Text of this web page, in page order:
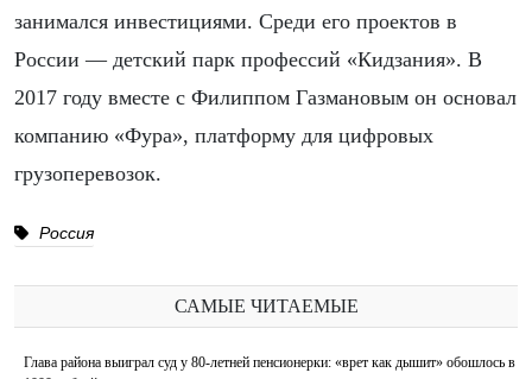
занимался инвестициями. Среди его проектов в
России — детский парк профессий «Кидзания». В
2017 году вместе с Филиппом Газмановым он основал
компанию «Фура», платформу для цифровых
грузоперевозок.
Россия
САМЫЕ ЧИТАЕМЫЕ
Глава района выиграл суд у 80-летней пенсионерки: «врет как дышит» обошлось в